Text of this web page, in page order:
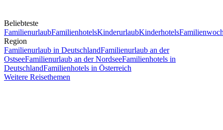
Beliebteste
FamilienurlaubFamilienhotelsKinderurlaubKinderhotels
Region
Familienurlaub in DeutschlandFamilienurlaub an der
OstseeFamilienurlaub an der NordseeFamilienhotels in
DeutschlandFamilienhotels in Österreich
Weitere Reisethemen